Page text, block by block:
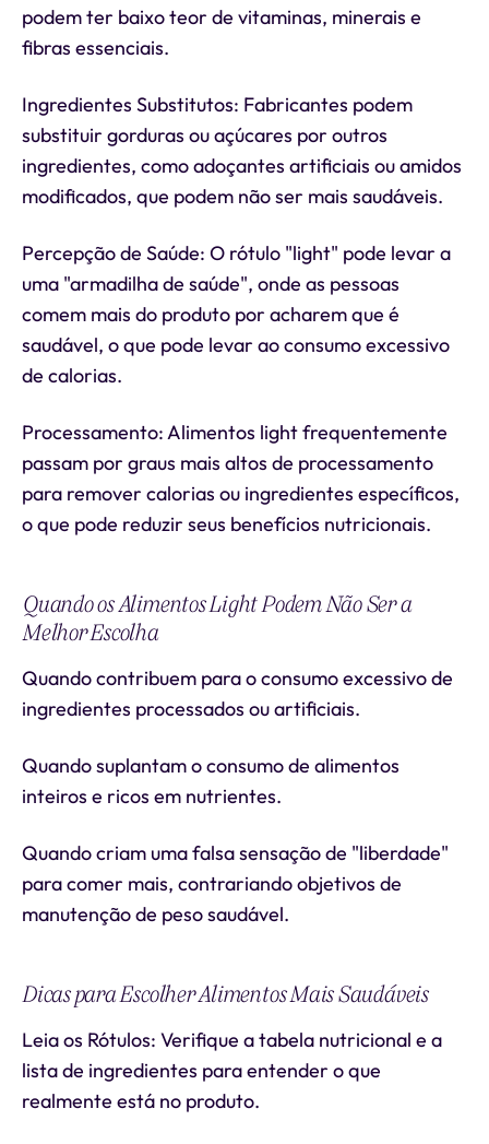
podem ter baixo teor de vitaminas, minerais e
fibras essenciais.
Ingredientes Substitutos: Fabricantes podem
substituir gorduras ou açúcares por outros
ingredientes, como adoçantes artificiais ou amidos
modificados, que podem não ser mais saudáveis.
Percepção de Saúde: O rótulo "light" pode levar a
uma "armadilha de saúde", onde as pessoas
comem mais do produto por acharem que é
saudável, o que pode levar ao consumo excessivo
de calorias.
Processamento: Alimentos light frequentemente
passam por graus mais altos de processamento
para remover calorias ou ingredientes específicos,
o que pode reduzir seus benefícios nutricionais.
Quando os Alimentos Light Podem Não Ser a
Melhor Escolha
Quando contribuem para o consumo excessivo de
ingredientes processados ou artificiais.
Quando suplantam o consumo de alimentos
inteiros e ricos em nutrientes.
Quando criam uma falsa sensação de "liberdade"
para comer mais, contrariando objetivos de
manutenção de peso saudável.
Dicas para Escolher Alimentos Mais Saudáveis
Leia os Rótulos: Verifique a tabela nutricional e a
lista de ingredientes para entender o que
realmente está no produto.